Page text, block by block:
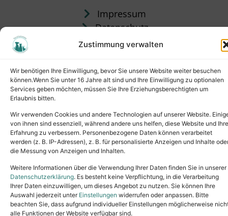
Zustimmung verwalten
Wir benötigen Ihre Einwilligung, bevor Sie unsere Website weiter besuchen
können.Wenn Sie unter 16 Jahre alt sind und Ihre Einwilligung zu optionalen
Services geben möchten, müssen Sie Ihre Erziehungsberechtigten um
Erlaubnis bitten.
Wir verwenden Cookies und andere Technologien auf unserer Website.
von ihnen sind essenziell, während andere uns helfen, diese Website und Ihre
Erfahrung zu verbessern. Personenbezogene Daten können verarbeitet
werden (z. B. IP-Adressen), z. B. für personalisierte Anzeigen und Inhalte
die Messung von Anzeigen und Inhalten.
Weitere Informationen über die Verwendung Ihrer Daten finden Sie in unserer
Datenschutzerklärung. Es besteht keine Verpflichtung, in die Verarbeitung
Ihrer Daten einzuwilligen, um dieses Angebot zu nutzen. Sie können Ihre
Auswahl jederzeit unter Einstellungen widerrufen oder anpassen. Bitte
beachten Sie, dass aufgrund individueller Einstellungen möglicherweise
alle Funktionen der Website verfügbar sind.
Impressum
Datenschutz
Satzung
Copyright © 2024. All rights reserved.
Tel.: (02631) 55356buero@tierheim-neuwied.de
Ludwigshof 1, 56567 Neuwied